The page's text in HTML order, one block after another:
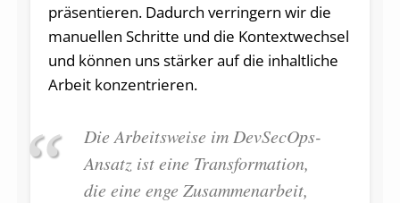
präsentieren. Dadurch verringern wir die
manuellen Schritte und die Kontextwechsel
und können uns stärker auf die inhaltliche
Arbeit konzentrieren.
Die Arbeitsweise im DevSecOps-
Ansatz ist eine Transformation,
die eine enge Zusammenarbeit,